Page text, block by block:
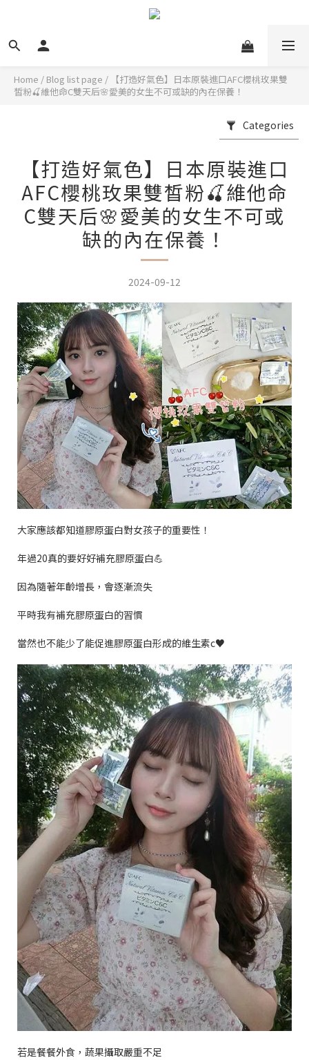
Home / Blog list page /
【打造好氣色】日本原裝進口AFC櫻桃玫果雙
皙粉🍒維他命C雙天后🌸愛美的女生不可或缺的內在保養！
Categories
【打造好氣色】日本原裝進口
AFC櫻桃玫果雙皙粉🍒維他命
C雙天后🌸愛美的女生不可或
缺的內在保養！
2024-09-12
大家應該都知道膠原蛋白對女孩子的重要性！
年過20真的要好好補充膠原蛋白💪
因為隨著年齡增長，會逐漸流失
平時我有補充膠原蛋白的習慣
當然也不能少了能促進膠原蛋白形成的維生素c♥️
若是餐餐外食，蔬果攝取嚴重不足